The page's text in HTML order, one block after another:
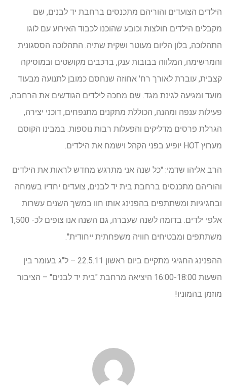
הילדים הצועדים והוריהם מתכנסים ברחבת יד לבנים, שם
מקבלים הילדים חולצות וכובע שהוכנו לכבוד האירוע עם לוגו
התהלוכה, בלון הליום מעוטר ושקית שתיה. התהלוכה הססגונית
והמרשימה, המלווה בבובות ענק, ברכבים מקושטים ובמוסיקה
קצבית, עוברת לאורך רח' אחוזה שנחסם כמובן לתנועה מבעוד
מועד ומגיעה לגינת מגד. שם מחכה לילדים הגודשים את הרחבה,
פעילות ענפה ומהנה, הכוללת מתקנים מתנפחים, דוכני יצירה,
הגרלת פרסים מדליקים והפעלות רבות נוספות. במבינו הקוסם
מערוץ HOT יופיע בפני הקהל וישמח את הילדים.
הרב אליהו שדמי: "כל שנה אני מתרגש מחדש לראות את הילדים
והוריהם מתכנסים ברחבת בית יד לבנים, צועדים יחדיו בשמחה
ובחגיגיות ומשתתפים בהפנינג אותו חוו במשך השנים עשרות
אלפי ילדים. בדומה לשנה שעברה, גם השנה אנו צופים לכ- 1,500
משתתפים ומבטיחים חוויה משפחתית ייחודית".
ההפנינג החגיגי מתקיים ביום ראשון 22.5.11 – ל"ג בעומר בין
השעות 16:00-18:00 היציאה מרחבת "בית יד לבנים" – הציבור
מוזמן בהמוניו!